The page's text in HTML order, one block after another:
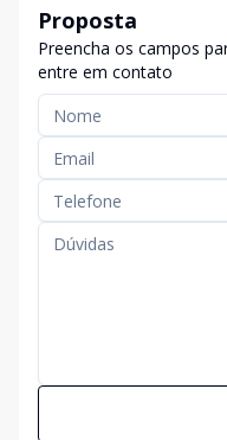
Proposta
Preencha os campos
entre em contato